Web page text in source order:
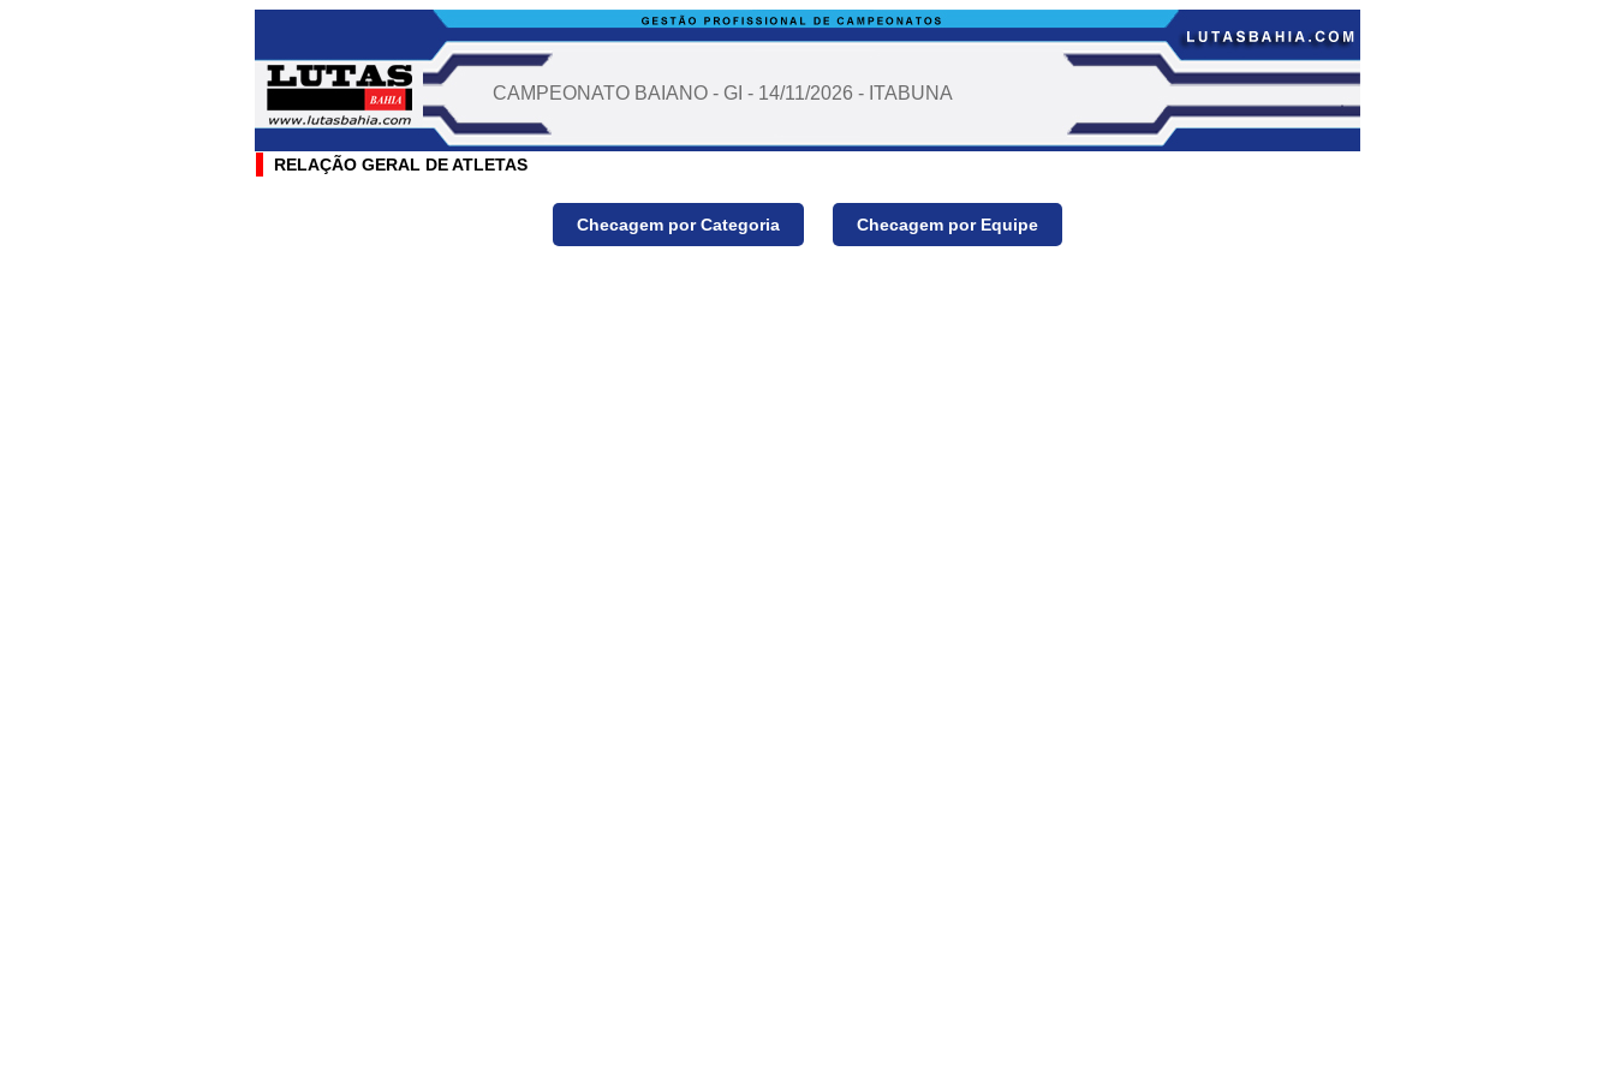
CAMPEONATO BAIANO - GI - 14/11/2026 - ITABUNA
RELAÇÃO GERAL DE ATLETAS
Checagem por Categoria Checagem por Equipe